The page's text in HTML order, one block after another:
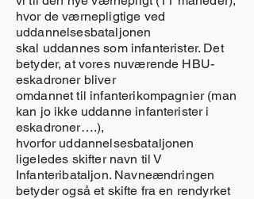
hvor de værnepligtige ved
uddannelsesbataljonen
skal uddannes som infanterister. Det
betyder, at vores nuværende HBU-
eskadroner bliver
omdannet til infanterikompagnier (man
kan jo ikke uddanne infanterister i
eskadroner….),
hvorfor uddannelsesbataljonen
ligeledes skifter navn til V
Infanteribataljon. Navneændringen
betyder også et skifte fra en rendyrket